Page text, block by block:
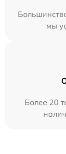
мы
Более 20